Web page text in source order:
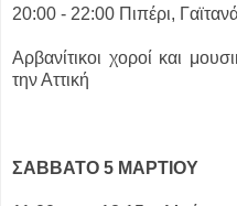
20:00 - 22:00 Πιπέρι,
Αρβανίτικοι χοροί και
την Αττική
ΣΑΒΒΑΤΟ 5 ΜΑΡΤΙΟΥ